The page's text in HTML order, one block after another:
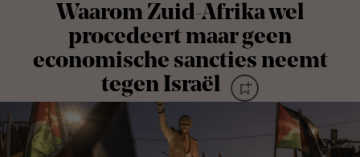
Waarom Zuid-Afrika wel
procedeert maar geen
economische sancties neemt
tegen Israël